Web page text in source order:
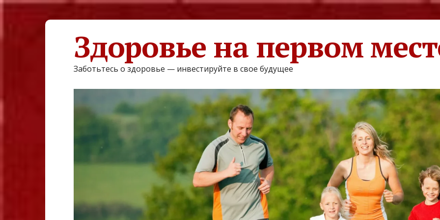
Здоровье на первом
Заботьтесь о здоровье — инвестируйте в свое будущее